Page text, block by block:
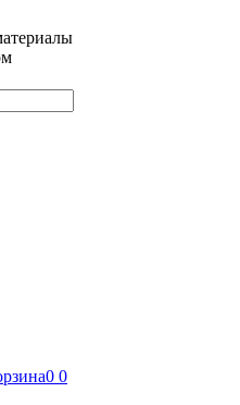
0 0